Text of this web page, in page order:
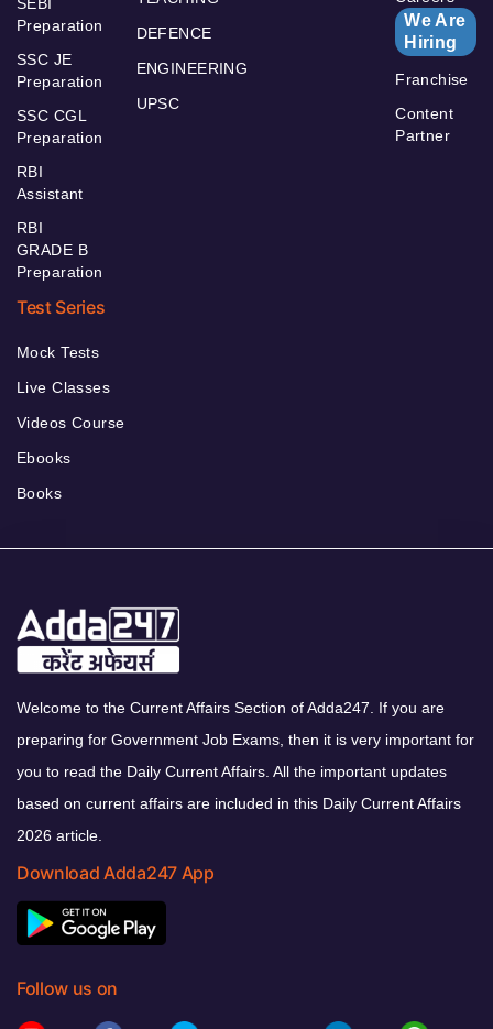
Preparation
SSC JE
Preparation
SSC CGL
Preparation
RBI
Assistant
RBI
GRADE B
Preparation
DEFENCE
ENGINEERING
UPSC
We Are
Hiring
Franchise
Content
Partner
Test Series
Mock Tests
Live Classes
Videos Course
Ebooks
Books
Welcome to the Current Affairs Section of Adda247. If you are
preparing for Government Job Exams, then it is very important for
you to read the Daily Current Affairs. All the important updates
based on current affairs are included in this Daily Current Affairs
2026 article.
Download Adda247 App
Follow us on